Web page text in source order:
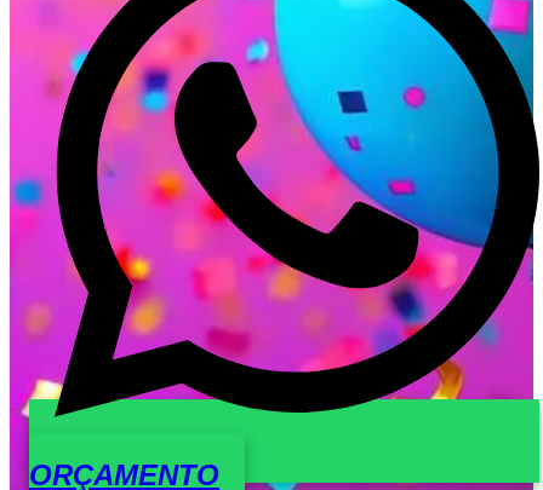
ORÇAMENTO